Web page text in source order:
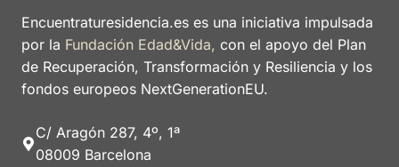
Encuentraturesidencia.es es una iniciativa impulsada
por la Fundación Edad&Vida, con el apoyo del Plan
de Recuperación, Transformación y Resiliencia y los
fondos europeos NextGenerationEU.
C/ Aragón 287, 4º, 1ª
08009 Barcelona